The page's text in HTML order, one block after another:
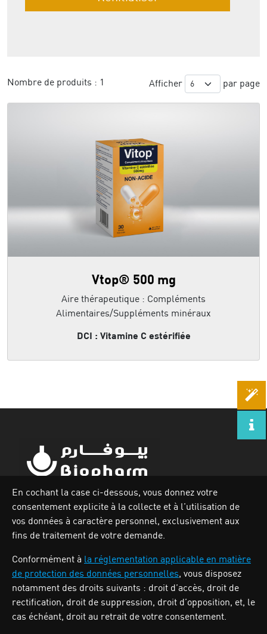
Nombre de produits : 1 Afficher par page
Vtop® 500 mg
Aire thérapeutique : Compléments
Alimentaires/Suppléments minéraux
DCI : Vitamine C estérifiée
Zone industrielle Oued Smar,Lot N`62, Voie n36, Alger.
BIOPHARM
Activités
En cochant la case ci-dessous, vous donnez votre
consentement explicite à la collecte et à l’utilisation de
vos données à caractère personnel, exclusivement aux
fins de traitement de votre demande.
Conformément à la réglementation applicable en matière
de protection des données personnelles, vous disposez
notamment des droits suivants : droit d’accès, droit de
rectification, droit de suppression, droit d’opposition, et, le
cas échéant, droit au retrait de votre consentement.